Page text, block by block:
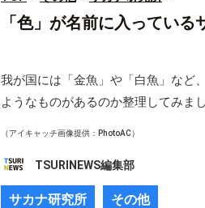
「色」が名前に入ってい
我が国には「金魚」や「白魚」など
ようなものがあるのか整理してみまし
（アイキャッチ画像提供：PhotoAC）
TSURINEWS編集部
サカナ研究所 その他